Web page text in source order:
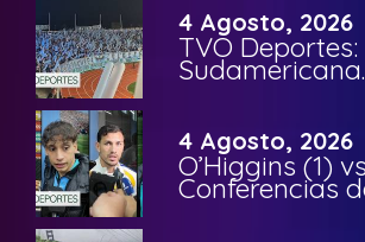
4 Agosto, 2026
TVO
4 Agosto, 2026
O’Higgins (1)
Conferencias